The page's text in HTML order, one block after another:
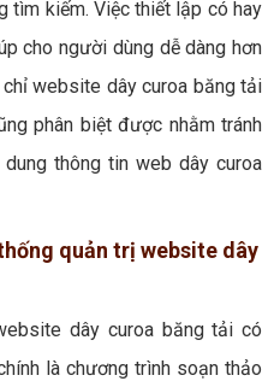
tìm kiếm. Việc thiết lập có hay
cho người dùng dễ dàng hơn
website dây curoa băng tải
phân biệt được nhằm tránh
thông tin web dây curoa
quản trị website dây
dây curoa băng tải có
là chương trình soạn thảo